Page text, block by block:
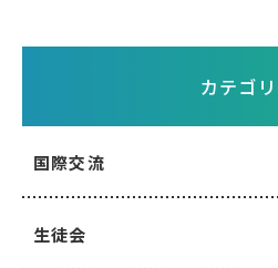
カテゴ
国際交流
生徒会